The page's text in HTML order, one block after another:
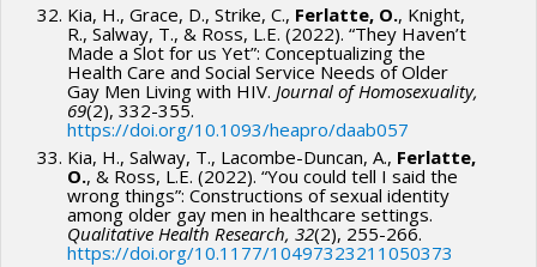
Kia, H., Grace, D., Strike, C., Ferlatte, O., Knight,
R., Salway, T., & Ross, L.E. (2022). “They Haven’t
Made a Slot for us Yet”: Conceptualizing the
Health Care and Social Service Needs of Older
Gay Men Living with HIV. Journal of Homosexuality,
69(2), 332-355.
https://doi.org/10.1093/heapro/daab057
Kia, H., Salway, T., Lacombe-Duncan, A., Ferlatte,
O., & Ross, L.E. (2022). “You could tell I said the
wrong things”: Constructions of sexual identity
among older gay men in healthcare settings.
Qualitative Health Research, 32(2), 255-266.
https://doi.org/10.1177/10497323211050373